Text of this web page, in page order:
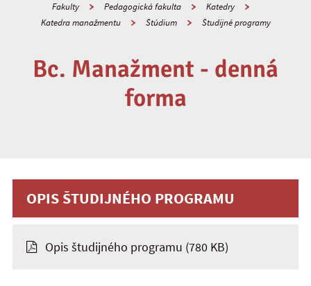
Fakulty Pedagogická fakulta
Katedry
Katedra manažmentu
Štúdium Študijné programy
Bc. Manažment - denná
forma
OPIS ŠTUDIJNÉHO PROGRAMU
Opis študijného programu (780 KB)